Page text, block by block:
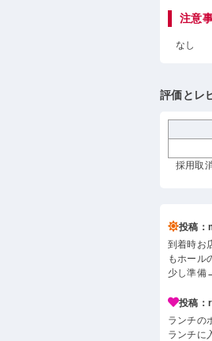
注意
なし
評価とレ
採用取
投稿：
到着時お
もホール
少し準
投稿：
ランチ
ランチに